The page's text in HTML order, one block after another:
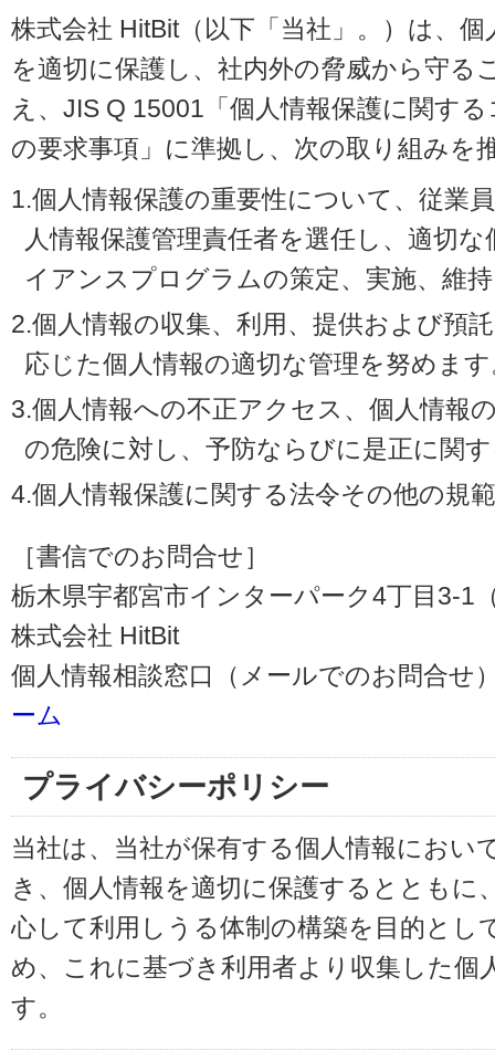
株式会社 HitBit（以下「当社」。）は、
を適切に保護し、社内外の脅威から守る
え、JIS Q 15001「個人情報保護に関す
の要求事項」に準拠し、次の取り組みを
1.個人情報保護の重要性について、従業
人情報保護管理責任者を選任し、適切
イアンスプログラムの策定、実施、維
2.個人情報の収集、利用、提供および預
応じた個人情報の適切な管理を努めま
3.個人情報への不正アクセス、個人情報
の危険に対し、予防ならびに是正に関
4.個人情報保護に関する法令その他の規
［書信でのお問合せ］
栃木県宇都宮市インターパーク4丁目3-1
株式会社 HitBit
個人情報相談窓口（メールでのお問合せ
ーム
プライバシーポリシー
当社は、当社が保有する個人情報におい
き、個人情報を適切に保護するとともに
心して利用しうる体制の構築を目的とし
め、これに基づき利用者より収集した個
す。